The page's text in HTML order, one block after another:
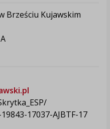
Brześciu Kujawskim
17037-AJBTF-17